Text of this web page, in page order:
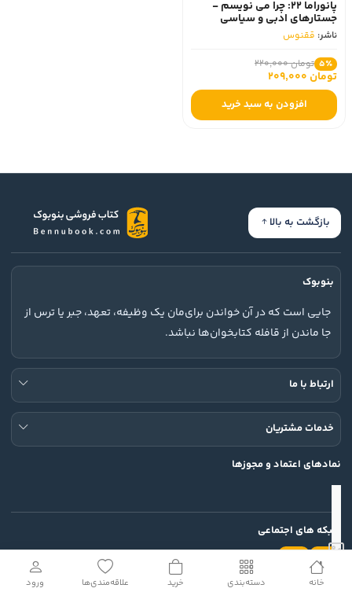
ورود علاقه‌مندی‌ها خرید دسته‌بندی خانه
پانوراما 22: چرا می نویسم -
جستارهای ادبی و سیاسی
ناشر: ققنوس
5٪ تومان 220,000
تومان 209,000
افزودن به سبد خرید
بازگشت به بالا
بنوبوک
جایی است که در آن خواندن برای‌مان یک وظیفه، تعهد، جبر یا ترس از
جا ماندن از قافله کتابخوان‌ها نباشد.
ارتباط با ما
خدمات مشتریان
نمادهای اعتماد و مجوزها
شبکه های اجتماعی